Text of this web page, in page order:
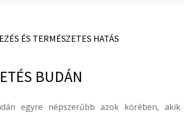
ÉS TERMÉSZETES HATÁS
BUDÁN
egyre népszerűbb azok körében, akik